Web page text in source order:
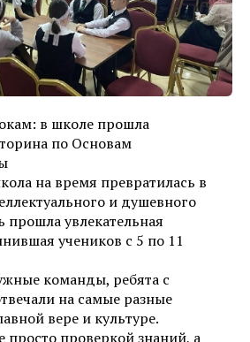
в школе прошла
по Основам
на время превратилась в
и душевного
прошла увлекательная
учеников с 5 по 11
команды, ребята с
на самые разные
вере и культуре.
просто проверкой знаний, а